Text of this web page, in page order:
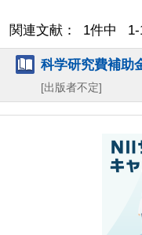
関連文献： 1件中 1-
科学研究費補助
[出版者不定]